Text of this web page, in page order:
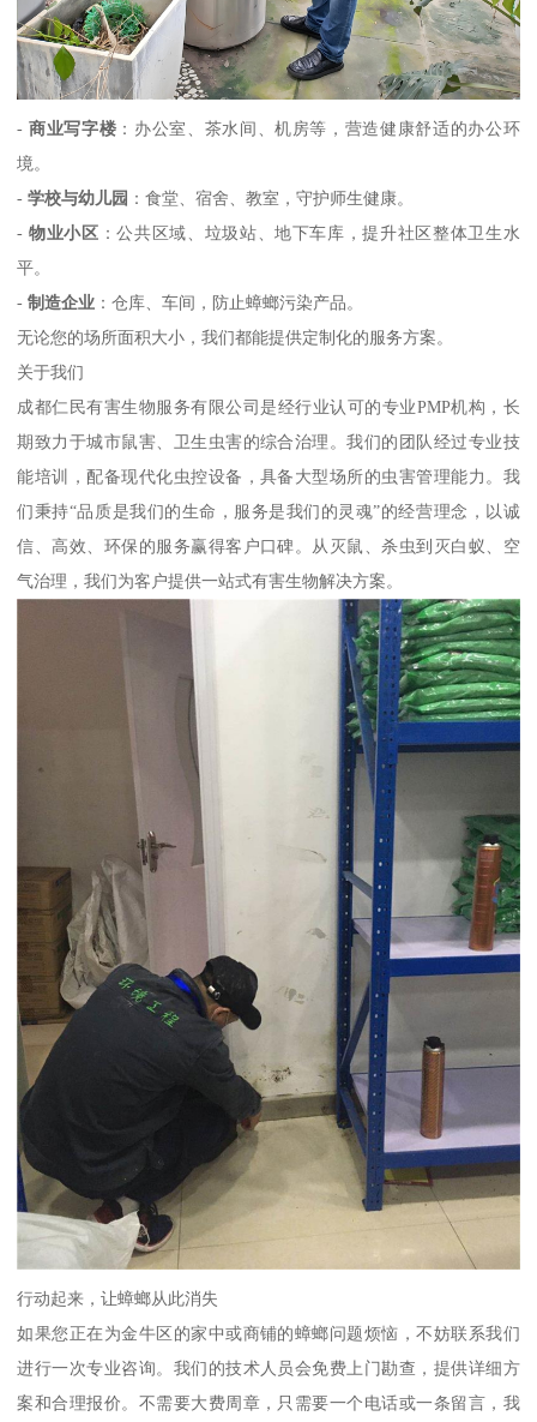
- 商业写字楼 ：办公室、茶水间、机房等，营造健康舒适的办公环
境。
-学校与幼儿园 ：食堂、宿舍、教室，守护师生健康。
- 物业小区 ：公共区域、垃圾站、地下车库，提升社区整体卫生水
平。
-制造企业 ：仓库、车间，防止蟑螂污染产品。
无论您的场所面积大小，我们都能提供定制化的服务方案。
关于我们
成都仁民有害生物服务有限公司是经行业认可的专业PMP机构，长
期致力于城市鼠害、卫生虫害的综合治理。我们的团队经过专业技
能培训，配备现代化虫控设备，具备大型场所的虫害管理能力。我
们秉持“品质是我们的生命，服务是我们的灵魂”的经营理念，以诚
信、高效、环保的服务赢得客户口碑。从灭鼠、杀虫到灭白蚁、空
气治理，我们为客户提供一站式有害生物解决方案。
行动起来，让蟑螂从此消失
如果您正在为金牛区的家中或商铺的蟑螂问题烦恼，不妨联系我们
进行一次专业咨询。我们的技术人员会免费上门勘查，提供详细方
案和合理报价。不需要大费周章，只需要一个电话或一条留言，我